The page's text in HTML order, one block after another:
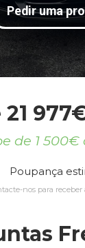
Pedir uma
21
de 1
Poupança
nos para receber